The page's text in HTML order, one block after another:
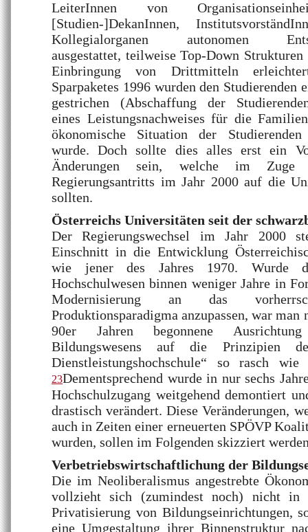
LeiterInnen von
[Studien-]DekanInnen,
Kollegialorganen autonomen
ausgestattet, teilweise Top-Down
Einbringung von Drittmitteln
Sparpaketes 1996 wurden den Studierenden
gestrichen (Abschaffung der
eines Leistungsnachweises für die
ökonomische Situation der Studierenden
wurde. Doch sollte dies alles erst ein
Änderungen sein, welche im Zuge
Regierungsantritts im Jahr 2000 auf die
sollten.
Österreichs Universitäten seit der
Der Regierungswechsel im Jahr 2000
Einschnitt in die Entwicklung
wie jener des Jahres 1970. Wurde
Hochschulwesen binnen weniger Jahre in
Modernisierung an das
Produktionsparadigma anzupassen, war man
90er Jahren begonnene
Bildungswesens auf die Prinzipien der
Dienstleistungshochschule“ so rasch wie
23Dementsprechend wurde in nur sechs
Hochschulzugang weitgehend demontiert
drastisch verändert. Diese Veränderungen,
auch in Zeiten einer erneuerten SPÖVP
wurden, sollen im Folgenden skizziert
Verbetriebswirtschaftlichung der
Die im Neoliberalismus angestrebte
vollzieht sich (zumindest noch) nicht in
Privatisierung von Bildungseinrichtungen,
eine Umgestaltung ihrer Binnenstruktur